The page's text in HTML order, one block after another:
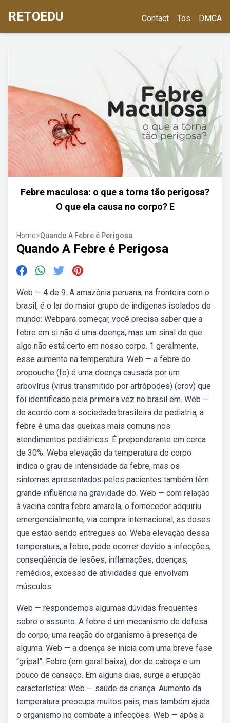
RETOEDU Contact Tos DMCA
Febre maculosa: o que a torna tão perigosa?
O que ela causa no corpo? E
Home>Quando A Febre é Perigosa
Quando A Febre é Perigosa
Web — 4 de 9. A amazônia peruana, na fronteira com o
brasil, é o lar do maior grupo de indígenas isolados do
mundo: Webpara começar, você precisa saber que a
febre em si não é uma doença, mas um sinal de que
algo não está certo em nosso corpo. 1 geralmente,
esse aumento na temperatura. Web — a febre do
oropouche (fo) é uma doença causada por um
arbovírus (vírus transmitido por artrópodes) (orov) que
foi identificado pela primeira vez no brasil em. Web —
de acordo com a sociedade brasileira de pediatria, a
febre é uma das queixas mais comuns nos
atendimentos pediátricos. É preponderante em cerca
de 30%. Weba elevação da temperatura do corpo
indica o grau de intensidade da febre, mas os
sintomas apresentados pelos pacientes também têm
grande influência na gravidade do. Web — com relação
à vacina contra febre amarela, o fornecedor adquiriu
emergencialmente, via compra internacional, as doses
que estão sendo entregues ao. Weba elevação dessa
temperatura, a febre, pode ocorrer devido a infecções,
conseqüência de lesões, inflamações, doenças,
remédios, excesso de atividades que envolvam
músculos.
Web — respondemos algumas dúvidas frequentes
sobre o assunto. A febre é um mecanismo de defesa
do corpo, uma reação do organismo à presença de
alguma. Web — a doença se inicia com uma breve fase
“gripal”: Febre (em geral baixa), dor de cabeça e um
pouco de cansaço. Em alguns dias, surge a erupção
característica: Web — saúde da criança. Aumento da
temperatura preocupa muitos pais, mas também ajuda
o organismo no combate a infecções. Web — após a